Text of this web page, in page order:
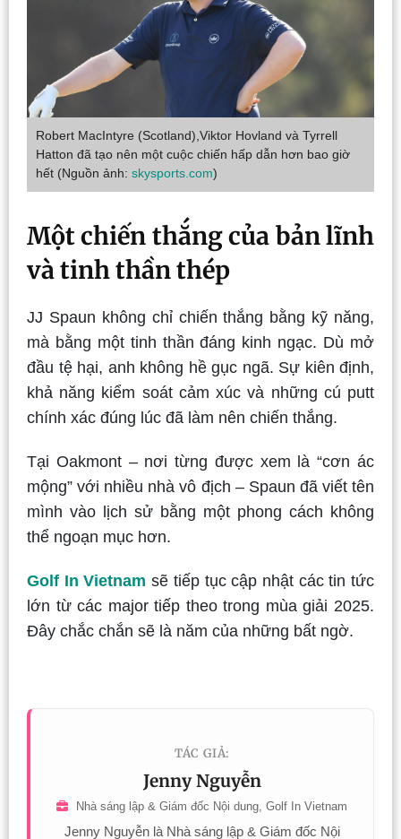
Robert MacIntyre (Scotland),Viktor Hovland và Tyrrell
Hatton đã tạo nên một cuộc chiến hấp dẫn hơn bao giờ
hết (Nguồn ảnh: skysports.com)
Một chiến thắng của bản lĩnh
và tinh thần thép
JJ Spaun không chỉ chiến thắng bằng kỹ năng,
mà bằng một tinh thần đáng kinh ngạc. Dù mở
đầu tệ hại, anh không hề gục ngã. Sự kiên định,
khả năng kiểm soát cảm xúc và những cú putt
chính xác đúng lúc đã làm nên chiến thắng.
Tại Oakmont – nơi từng được xem là “cơn ác
mộng” với nhiều nhà vô địch – Spaun đã viết tên
mình vào lịch sử bằng một phong cách không
thể ngoạn mục hơn.
Golf In Vietnam sẽ tiếp tục cập nhật các tin tức
lớn từ các major tiếp theo trong mùa giải 2025.
Đây chắc chắn sẽ là năm của những bất ngờ.
TÁC GIẢ:
Jenny Nguyễn
Nhà sáng lập & Giám đốc Nội dung, Golf In Vietnam
Jenny Nguyễn là Nhà sáng lập & Giám đốc Nội